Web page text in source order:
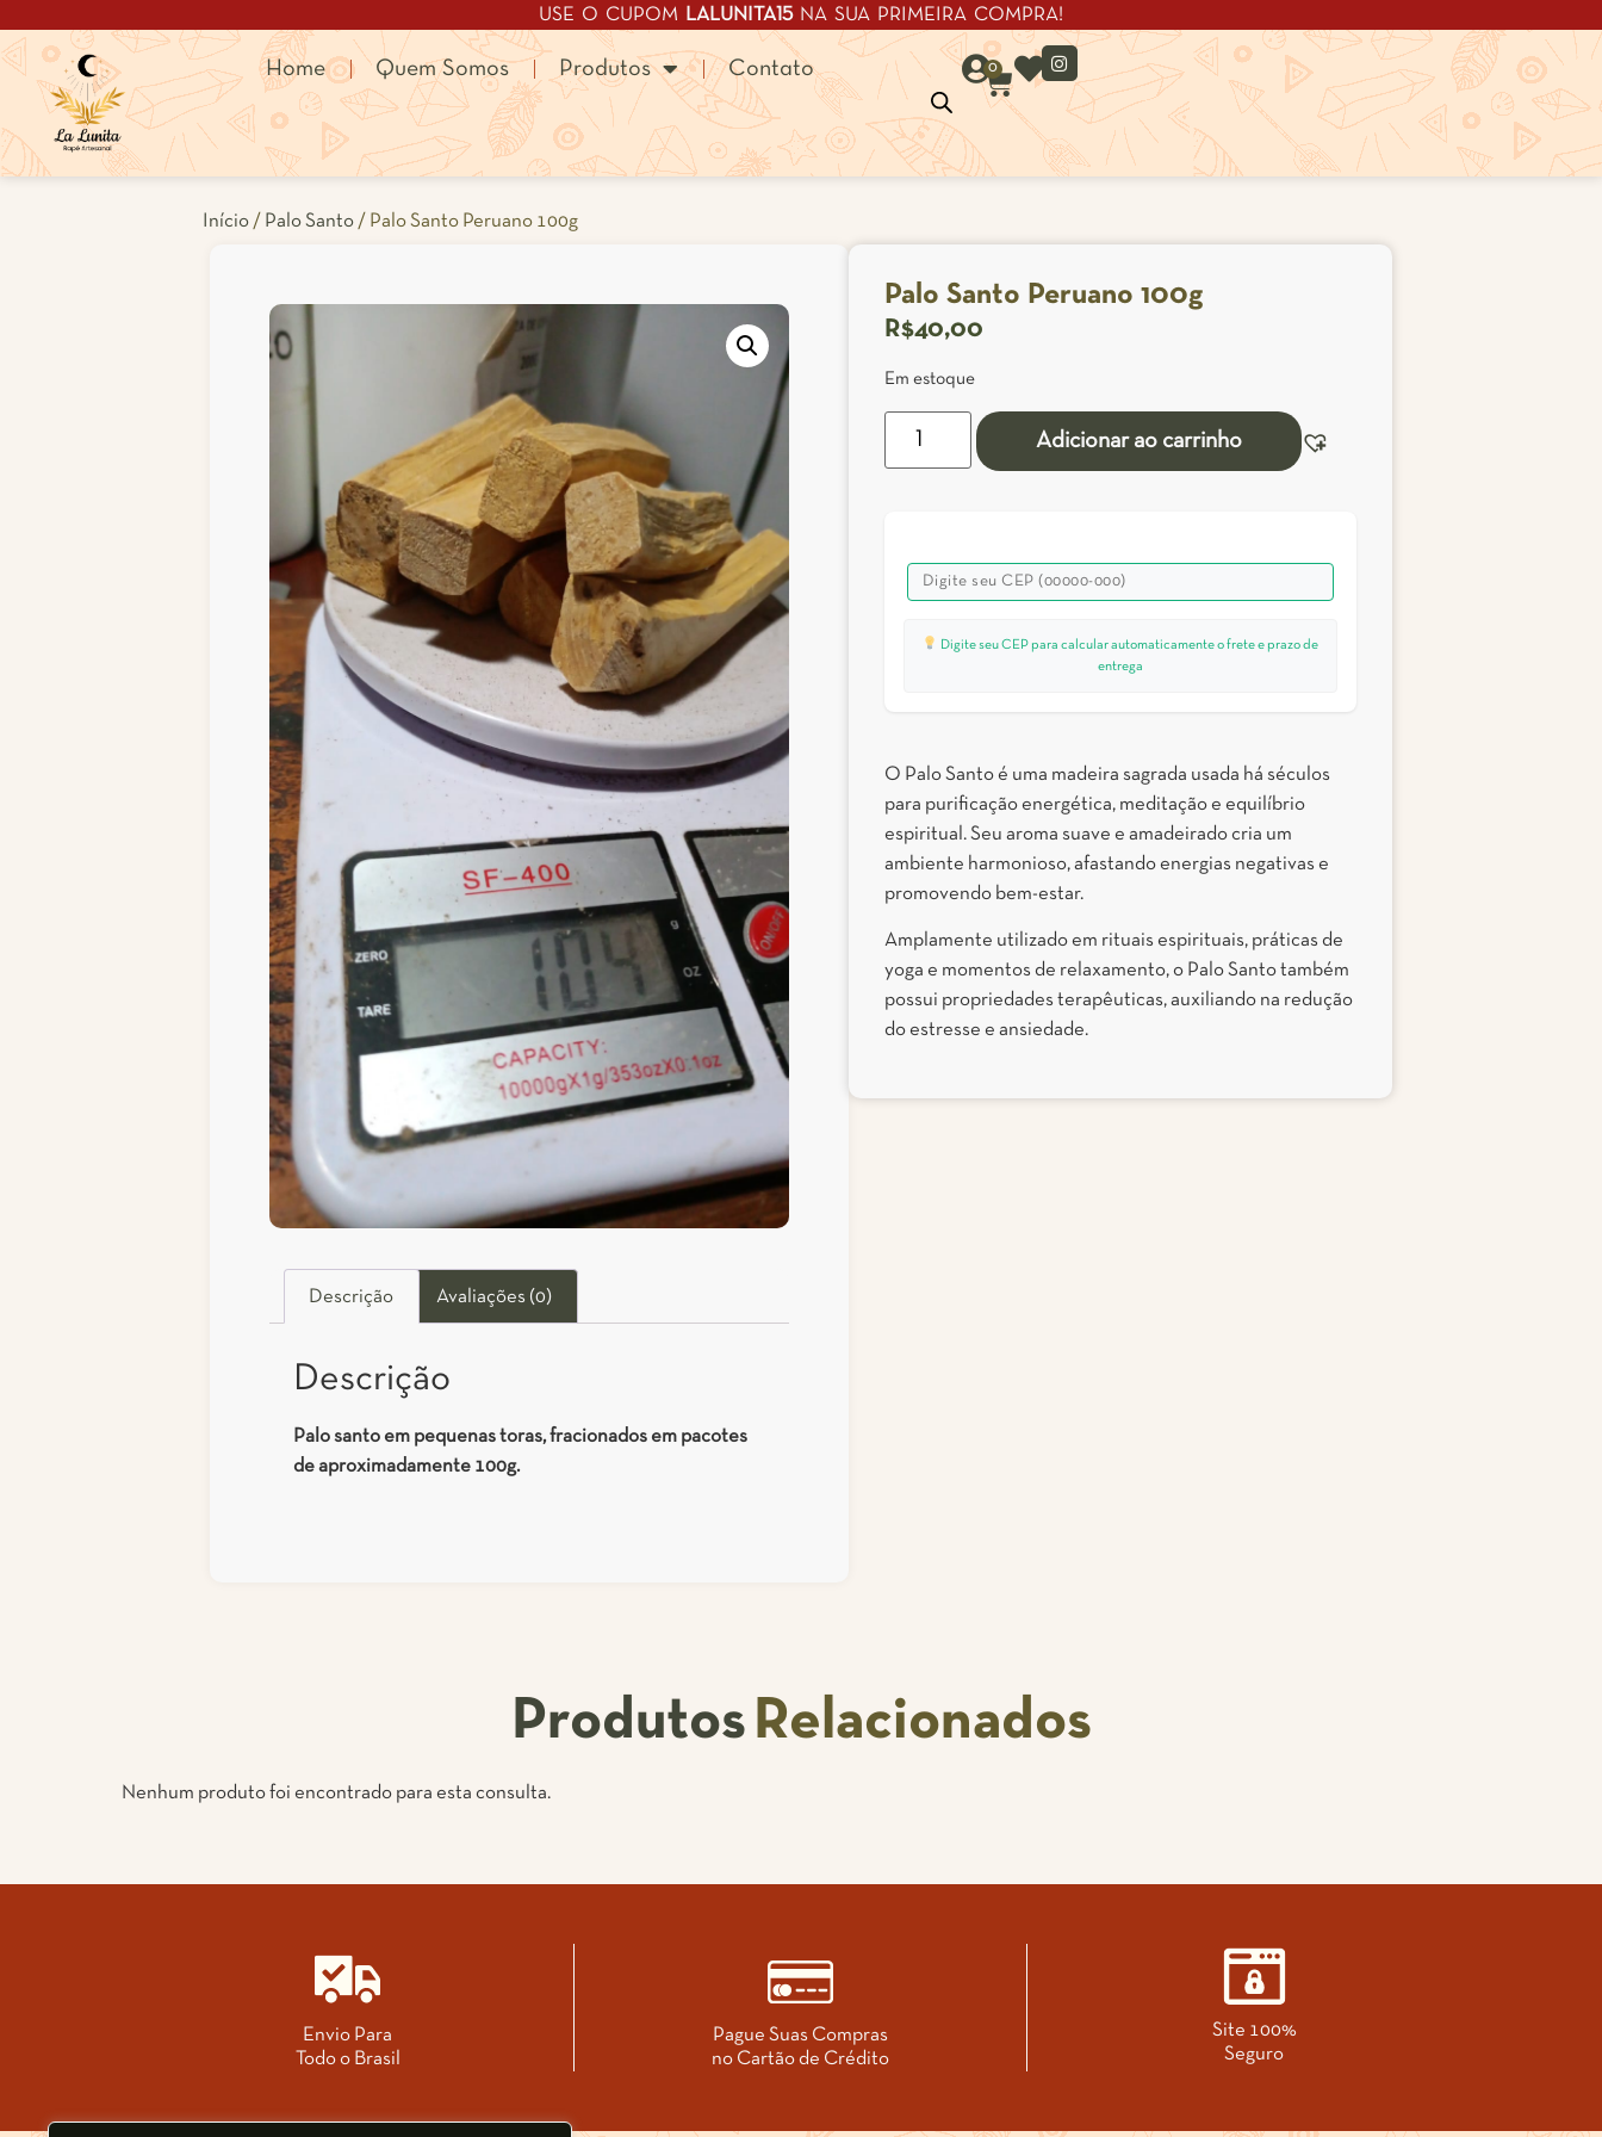
USE O CUPOM LALUNITA15NA SUA PRIMEIRA COMPRA!
Home Quem Somos Produtos Contato 0
Início / Palo Santo / Palo Santo Peruano 100g
Descrição Avaliações (0)
Descrição
Palo santo em pequenas toras, fracionados em pacotes
de aproximadamente 100g.
Palo Santo Peruano 100g
R$40,00
Em estoque
Adicionar ao carrinho
Digite seu CEP para calcular automaticamente o frete e prazo de
entrega
O Palo Santo é uma madeira sagrada usada há séculos
para purificação energética, meditação e equilíbrio
espiritual. Seu aroma suave e amadeirado cria um
ambiente harmonioso, afastando energias negativas e
promovendo bem-estar.
Amplamente utilizado em rituais espirituais, práticas de
yoga e momentos de relaxamento, o Palo Santo também
possui propriedades terapêuticas, auxiliando na redução
do estresse e ansiedade.
Produtos Relacionados
Nenhum produto foi encontrado para esta consulta.
Envio Para
Todo o Brasil
Pague Suas Compras
no Cartão de Crédito
Site 100%
Seguro